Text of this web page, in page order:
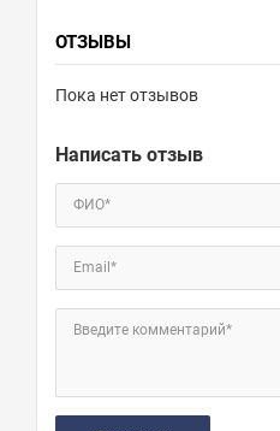
ОТЗЫВЫ
Пока нет отзывов
Написать отзыв
ФИО*
Email*
Введите комментарий*